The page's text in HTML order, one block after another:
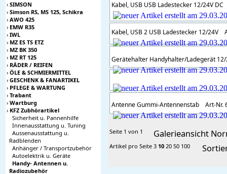
› SIMSON
› Simson RS, MS 125, Schikra
› AWO 425
› EMW R35
› IWL
› MZ ES TS ETZ
› MZ BK 350
› MZ RT 125
› RÄDER / REIFEN
› ÖLE & SCHMIERMITTEL
› GESCHENK & FANARTIKEL
› PFLEGE & WARTUNG
› Trabant
› Wartburg
› KFZ Zubhörartikel
Sicherheit u. Pannenhilfe
Innenausstattung u. Tuning
Aussenausstattung u.
Radblenden
Anhänger / Transportzubehör
Autoelektrik u. Geräte
Handy- Antennen u.
Radiozubehör
Kabel, USB USB Ladestecker 12/24V DC
Kabel, USB 2 USB Ladestecker 12/24V
Gerätehalter Handyhalter/Ladegerät
Antenne Gummi-Antennenstab Art-Nr.
Seite 1 von 1 Galerieansicht
Artikel pro Seite 3 10 20 50 100